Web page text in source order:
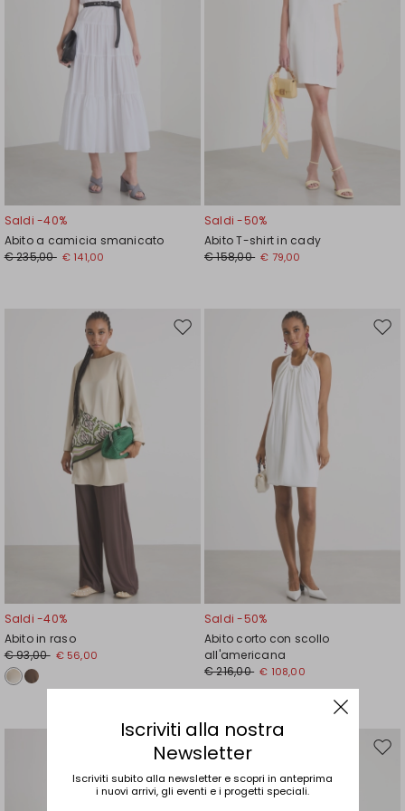
Saldi -40%
Abito a camicia smanicato
€ 235,00 € 141,00
Saldi -50%
Abito T-shirt in cady
€ 158,00 € 79,00
Sposta
Saldi -40%
Abito in raso
€ 93,00 € 56,00
Saldi -50%
Abito corto con scollo
all'americana
€ 216,00 € 108,00
Sposta
wishlist
Iscriviti alla nostra
Newsletter
Iscriviti subito alla newsletter e scopri in anteprima
i nuovi arrivi, gli eventi e i progetti speciali.